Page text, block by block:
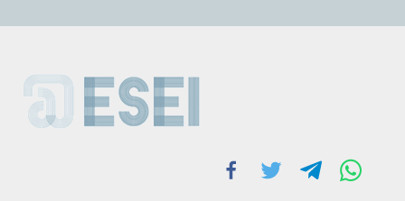
ESEI
Facebook
Twitter Telegram